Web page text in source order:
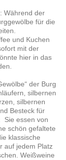
Während der
für die
und Kuchen
mit der
hier in das
der Burg
silbernen
silbernen
Besteck für
Sie essen von
schön gefaltete
klassische
auf jedem Platz
Weißweine